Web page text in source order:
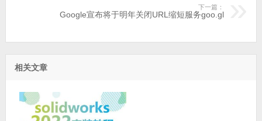
下一篇：
Google宣布将于明年关闭URL缩短服务goo.gl
相关文章